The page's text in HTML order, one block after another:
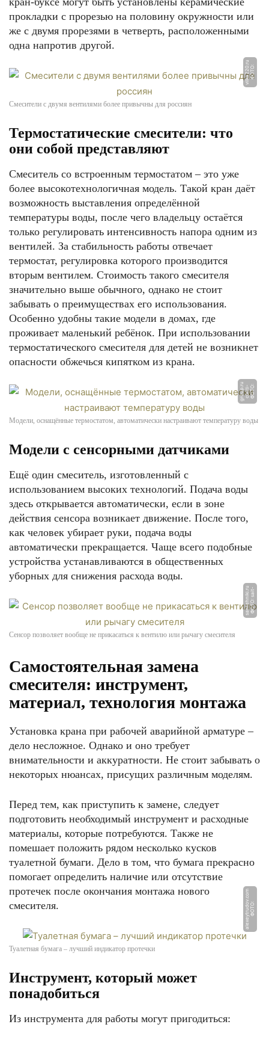
прокладки с прорезью на половину окружности или
же с двумя прорезями в четверть, расположенными
одна напротив другой.
Ф
О
Т
О:
vil
k
a
2
2
0.
r
u
Смесители с двумя вентилями более привычны для россиян
Термостатические смесители: что
они собой представляют
Смеситель со встроенным термостатом – это уже
более высокотехнологичная модель. Такой кран даёт
возможность выставления определённой
температуры воды, после чего владельцу остаётся
только регулировать интенсивность напора одним из
вентилей. За стабильность работы отвечает
термостат, регулировка которого производится
вторым вентилем. Стоимость такого смесителя
значительно выше обычного, однако не стоит
забывать о преимуществах его использования.
Особенно удобны такие модели в домах, где
проживает маленький ребёнок. При использовании
термостатического смесителя для детей не возникнет
опасности обжечься кипятком из крана.
Ф
О
Т
О:
c
o
n
ti
-
g
r
o
u
p.
r
u
Модели, оснащённые термостатом, автоматически настраивают температуру воды
Модели с сенсорными датчиками
Ещё один смеситель, изготовленный с
использованием высоких технологий. Подача воды
здесь открывается автоматически, если в зоне
действия сенсора возникает движение. После того,
как человек убирает руки, подача воды
автоматически прекращается. Чаще всего подобные
устройства устанавливаются в общественных
уборных для снижения расхода воды.
Ф
О
Т
О:
s
ai
t
-
s
a
n
t
e
h
ni
ki.
r
u
Сенсор позволяет вообще не прикасаться к вентилю или рычагу смесителя
Самостоятельная замена
смесителя: инструмент,
материал, технология монтажа
Установка крана при рабочей аварийной арматуре –
дело несложное. Однако и оно требует
внимательности и аккуратности. Не стоит забывать о
некоторых нюансах, присущих различным моделям.
Перед тем, как приступить к замене, следует
подготовить необходимый инструмент и расходные
материалы, которые потребуются. Также не
помешает положить рядом несколько кусков
туалетной бумаги. Дело в том, что бумага прекрасно
помогает определить наличие или отсутствие
протечек после окончания монтажа нового
смесителя.
Ф
О
Т
О:
al
e
x
e
y
t
r
u
d
o
v.
c
o
m
Туалетная бумага – лучший индикатор протечки
Инструмент, который может
понадобиться
Из инструмента для работы могут пригодиться: